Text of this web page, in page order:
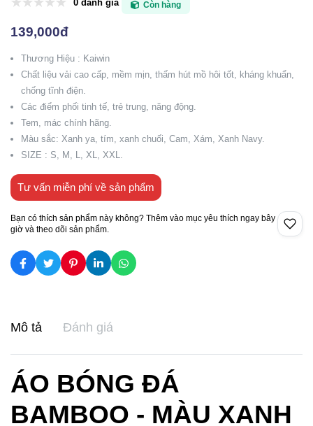
0 đánh giá Còn hàng
139,000đ
Thương Hiệu : Kaiwin
Chất liệu vải cao cấp, mềm mịn, thấm hút mồ hôi tốt, kháng khuẩn,
chống tĩnh điện.
Các điểm phối tinh tế, trẻ trung, năng động.
Tem, mác chính hãng.
Màu sắc: Xanh ya, tím, xanh chuối, Cam, Xám, Xanh Navy.
SIZE : S, M, L, XL, XXL.
Tư vấn miễn phí về sản phẩm
Bạn có thích sản phẩm này không? Thêm vào mục yêu thích ngay bây
giờ và theo dõi sản phẩm.
Mô tả Đánh giá
ÁO BÓNG ĐÁ
BAMBOO - MÀU XANH